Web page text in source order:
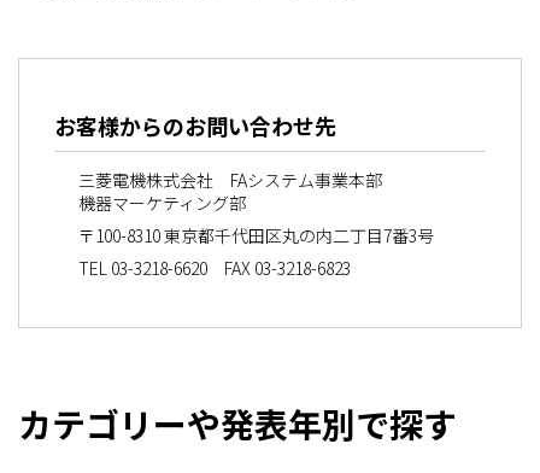
お客様からのお問い合わせ先
三菱電機株式会社 FAシステム事業本部
機器マーケティング部
〒100-8310 東京都千代田区丸の内二丁目7番3号
TEL 03-3218-6620 FAX 03-3218-6823
カテゴリーや発表年別で探す